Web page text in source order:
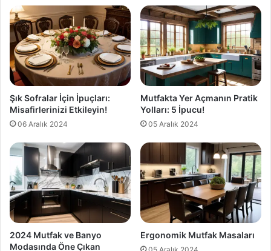
Şık Sofralar İçin İpuçları:
Misafirlerinizi Etkileyin!
06 Aralık 2024
Mutfakta Yer Açmanın Pratik
Yolları: 5 İpucu!
05 Aralık 2024
2024 Mutfak ve Banyo
Modasında Öne Çıkan
Ergonomik Mutfak Masaları